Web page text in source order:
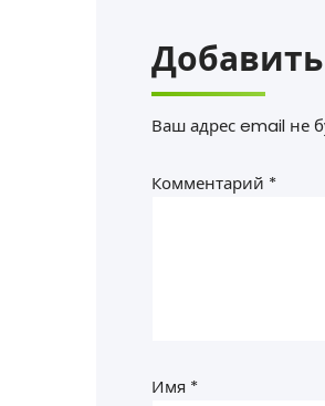
Ваш адрес email не
Комментарий *
Имя *